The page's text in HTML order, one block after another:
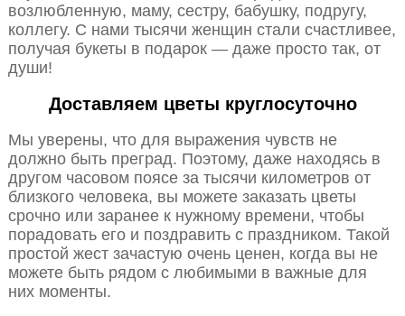
возлюбленную, маму, сестру, бабушку, подругу,
коллегу. С нами тысячи женщин стали счастливее,
получая букеты в подарок — даже просто так, от
души!
Доставляем цветы круглосуточно
Мы уверены, что для выражения чувств не
должно быть преград. Поэтому, даже находясь в
другом часовом поясе за тысячи километров от
близкого человека, вы можете заказать цветы
срочно или заранее к нужному времени, чтобы
порадовать его и поздравить с праздником. Такой
простой жест зачастую очень ценен, когда вы не
можете быть рядом с любимыми в важные для
них моменты.